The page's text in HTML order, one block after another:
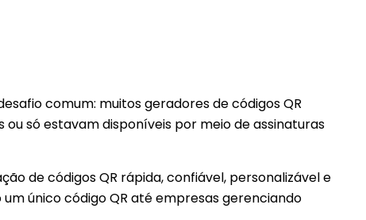
comum: muitos geradores de códigos QR
só estavam disponíveis por meio de assinaturas
de códigos QR rápida, confiável, personalizável e
único código QR até empresas gerenciando